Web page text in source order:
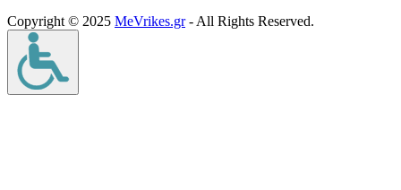
Copyright © 2025 MeVrikes.gr- All Rights Reserved.